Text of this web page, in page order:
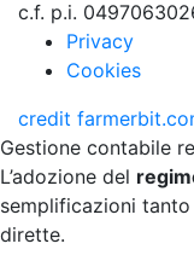
c.f. p.i.
Privacy
Cookies
credit
Gestione contabile
L’adozione del
semplificazioni
dirette.